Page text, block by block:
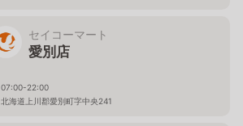
セイコーマート
愛別店
07:00-22:00
北海道上川郡愛別町字中央241